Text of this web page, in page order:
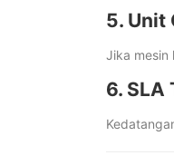
5. Unit
Jika mesin
6. SLA